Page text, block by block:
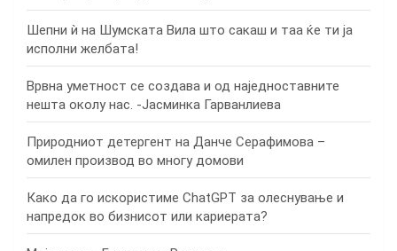
Шепни ѝ на Шумската Вила што сакаш и таа ќе ти ја
исполни желбата!
Врвна уметност се создава и од наједноставните
нешта околу нас. -Јасминка Гарванлиева
Природниот детергент на Данче Серафимова –
омилен производ во многу домови
Како да го искористиме ChatGPT за олеснување и
напредок во бизнисот или кариерата?